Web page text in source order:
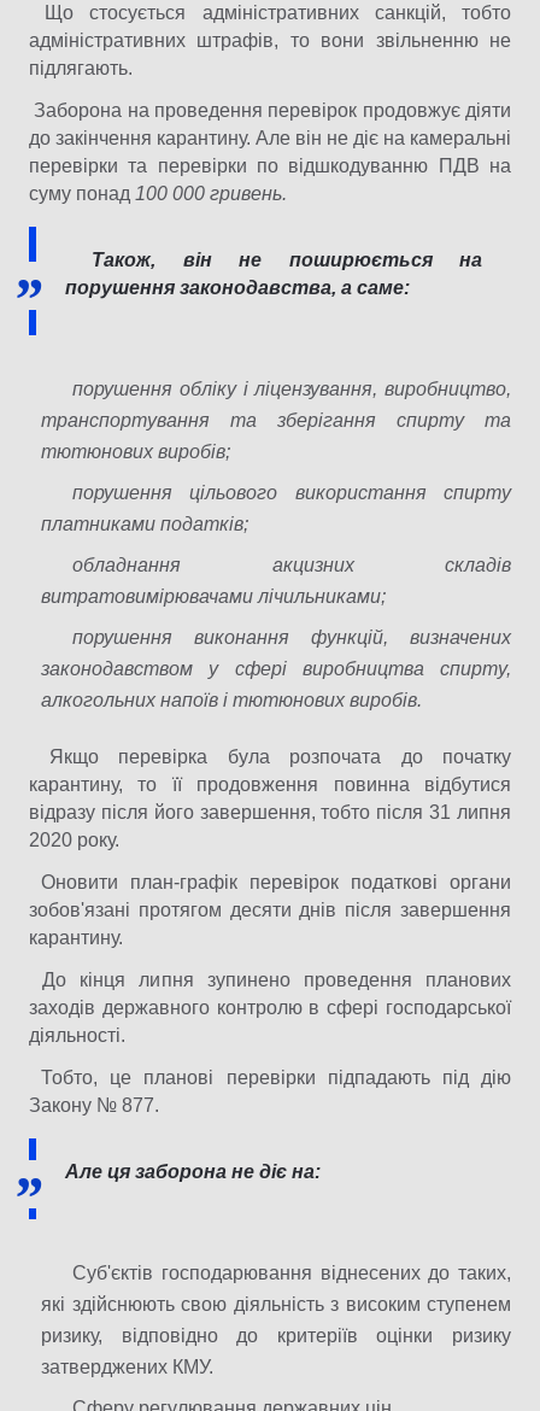
Що стосується адміністративних санкцій, тобто
адміністративних штрафів, то вони звільненню не
підлягають.
Заборона на проведення перевірок продовжує діяти
до закінчення карантину. Але він не діє на камеральні
перевірки та перевірки по відшкодуванню ПДВ на
суму понад 100 000 гривень.
Також, він не поширюється на
порушення законодавства, а саме:
порушення обліку і ліцензування, виробництво,
транспортування та зберігання спирту та
тютюнових виробів;
порушення цільового використання спирту
платниками податків;
обладнання акцизних складів
витратовимірювачами лічильниками;
порушення виконання функцій, визначених
законодавством у сфері виробництва спирту,
алкогольних напоїв і тютюнових виробів.
Якщо перевірка була розпочата до початку
карантину, то її продовження повинна відбутися
відразу після його завершення, тобто після 31 липня
2020 року.
Оновити план-графік перевірок податкові органи
зобов'язані протягом десяти днів після завершення
карантину.
До кінця липня зупинено проведення планових
заходів державного контролю в сфері господарської
діяльності.
Тобто, це планові перевірки підпадають під дію
Закону № 877.
Але ця заборона не діє на:
Суб'єктів господарювання віднесених до таких,
які здійснюють свою діяльність з високим ступенем
ризику, відповідно до критеріїв оцінки ризику
затверджених КМУ.